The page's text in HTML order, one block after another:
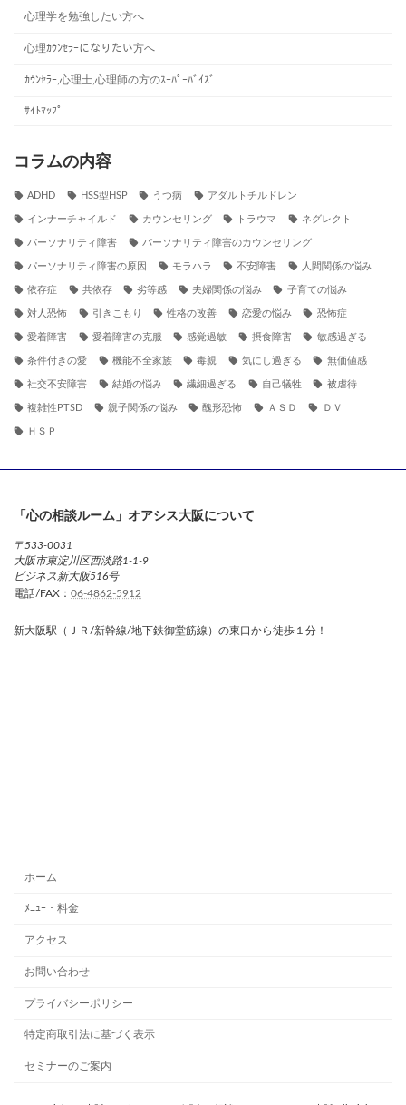
心理学を勉強したい方へ
心理ｶｳﾝｾﾗｰになりたい方へ
ｶｳﾝｾﾗｰ,心理士,心理師の方のｽｰﾊﾟｰﾊﾞｲｽﾞ
ｻｲﾄﾏｯﾌﾟ
コラムの内容
ADHD HSS型HSP うつ病 アダルトチルドレン
インナーチャイルド カウンセリング トラウマ ネグレクト
パーソナリティ障害 パーソナリティ障害のカウンセリング
パーソナリティ障害の原因 モラハラ 不安障害 人間関係の悩み
依存症 共依存 劣等感 夫婦関係の悩み 子育ての悩み
対人恐怖 引きこもり 性格の改善 恋愛の悩み 恐怖症
愛着障害 愛着障害の克服 感覚過敏 摂食障害 敏感過ぎる
条件付きの愛 機能不全家族 毒親 気にし過ぎる 無価値感
社交不安障害 結婚の悩み 繊細過ぎる 自己犠牲 被虐待
複雑性PTSD 親子関係の悩み 醜形恐怖 ＡＳＤ ＤＶ
ＨＳＰ
「心の相談ルーム」オアシス大阪について
〒533-0031
大阪市東淀川区西淡路1-1-9
ビジネス新大阪516号
電話/FAX： 06-4862-5912
新大阪駅（ＪＲ/新幹線/地下鉄御堂筋線）の東口から徒歩１分！
ホーム
ﾒﾆｭｰ・料金
アクセス
お問い合わせ
プライバシーポリシー
特定商取引法に基づく表示
セミナーのご案内